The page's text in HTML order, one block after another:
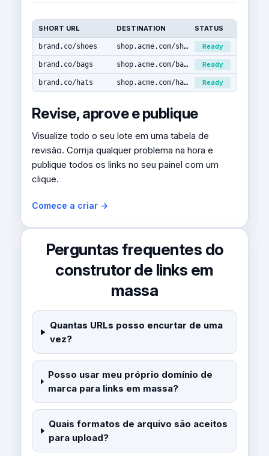
SHORT URL DESTINATION STATUS
brand.co/shoes shop.acme.com/shoes Ready
brand.co/bags shop.acme.com/bags Ready
brand.co/hats shop.acme.com/hats Ready
Revise, aprove e publique
Visualize todo o seu lote em uma tabela de
revisão. Corrija qualquer problema na hora e
publique todos os links no seu painel com um
clique.
Comece a criar →
Perguntas frequentes do
construtor de links em
massa
Quantas URLs posso encurtar de uma
vez?
Posso usar meu próprio domínio de
marca para links em massa?
Quais formatos de arquivo são aceitos
para upload?